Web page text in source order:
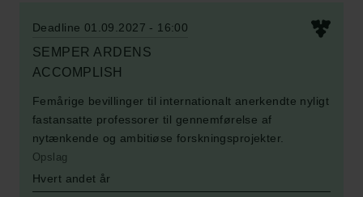
Deadline 01.09.2027 - 16:00
SEMPER ARDENS
ACCOMPLISH
Femårige bevillinger til internationalt anerkendte nyligt
fastansatte professorer til gennemførelse af
nytænkende og ambitiøse forskningsprojekter.
Opslag
Hvert andet år
Links
Pressekontakt